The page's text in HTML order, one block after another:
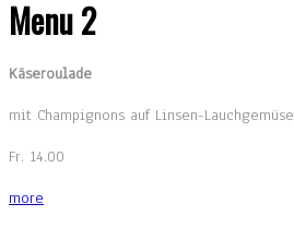
Menu 2
Käseroulade
mit Champignons auf Linsen-Lauchgemüse
Fr. 14.00
more